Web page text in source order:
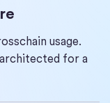
usage.
for a